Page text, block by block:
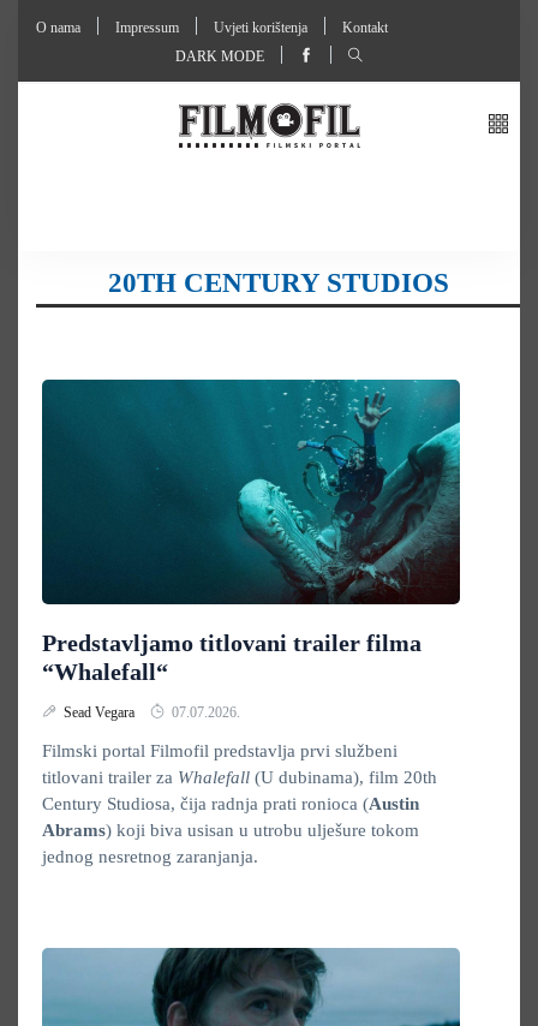
O nama Impressum Uvjeti korištenja
Kontakt
DARK MODE
20TH CENTURY STUDIOS
Predstavljamo titlovani trailer filma
“Whalefall“
Sead Vegara 07.07.2026.
Filmski portal Filmofil predstavlja prvi službeni
titlovani trailer za Whalefall (U dubinama), film 20th
Century Studiosa, čija radnja prati ronioca (Austin
Abrams) koji biva usisan u utrobu ulješure tokom
jednog nesretnog zaranjanja.